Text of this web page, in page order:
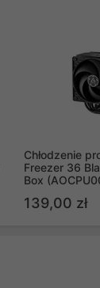
Chłodzenie
Freezer 36
Box
139,00 zł